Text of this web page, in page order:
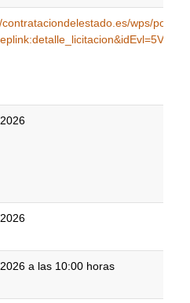
wps/poc?
a las 10:00 horas